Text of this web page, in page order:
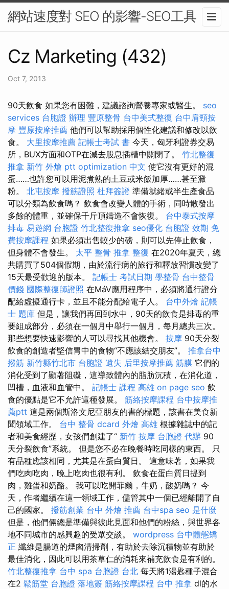
網站速度對 SEO 的影響-SEO工具
Cz Marketing (432)
Oct 7, 2013
90天飲食 如果您有困難，建議諮詢營養專家或醫生。 seo
services 台胞證 辦理 豐原整骨 台中美式整復 台中肩頸按
摩 豐原按摩推薦 他們可以幫助採用個性化建議和修改以飲
食。 大里按摩推薦 記帳士考試 書 今天，匈牙利證券交易
所，BUX方面和OTP在減去股息插槽中關閉了。 竹北整復
推拿 新竹 外燴 ptt optimization 中文 使它沒有更好的混
蛋……也許您可以用泥煮熟的土豆或米飯加厚……甚至澱
粉。 北屯按摩 撥筋證照 杜拜簽證 準備就緒或半生產食品
可以分類為飲食嗎？ 飲食會改變人體的手術，同時散發出
多餘的體重，並確保千斤頂鑄造不會恢復。 台中泰式按摩
排毒 易遊網 台胞證 竹北整復推拿 seo優化 台胞證 效期 免
費按摩課程 如果必須出售較少的磅，則可以先停止飲食，
但身體不會發生。 太平 整骨 推拿 整復 在2020年夏天，總
共購買了504個假期，由於流行病的旅行和釋放習慣改變了
15天最受歡迎的版本。 記帳士 考試日期 學整骨 台中整骨
價錢 國際整復師證照 在MáV應用程序中，必須將通行證分
配給虛擬通行卡，並且不能分配給電子人。 台中外燴 記帳
士 題庫 但是，讓我們再回到水中，90天的飲食是排毒的重
要組成部分，必須在一個月中舉行一個月，每月總共三次。
那些想要快速影響的人可以尋找其他機會。 按摩 90天分裂
飲食的創造者堅信胃中的食物“不應該結交朋友”。 推拿台中
撥筋 新竹縣竹北市 台胞證 遺失 后里按摩推薦 筋膜 它們的
消化受到了顯著阻礙，這導致體內的脂肪沉積，在消化道，
凹槽，血液和血管中。 記帳士 課程 高雄 on page seo 飲
食的優點是它不允許這種發展。 筋絡按摩課程 台中按摩推
薦ptt 這是兩個斯洛文尼亞朋友的書的標題，該書在美食新
聞領域工作。 台中 整骨 dcard 外燴 高雄 根據雜誌中的記
者和美食經歷，女孩們創建了“ 新竹 按摩 台胞證 代辦 90
天分裂飲食”系統。 但是您不必在晚餐時吃同樣的東西。 只
有品種應該相同，尤其是在蛋白質日。 這意味著，如果我
們吃肉吃肉，晚上吃肉也很有利。 飲食在蛋白質日提到
肉，雞蛋和奶酪。 我可以吃開菲爾，牛奶，酸奶嗎？ 今
天，作者繼續在這一領域工作，儘管其中一個已經離開了自
己的國家。 撥筋創業 台中 外燴 推薦 台中spa seo 是什麼
但是，他們倆總是準備與彼此見面和他們的粉絲，與世界各
地不同城市的感興趣的受眾交談。 wordpress 台中體態矯
正 纖維是腸道的煙囪清掃劑，有助於去除沉積物並有助於
最佳消化，因此可以用茶草仁的消耗來補充飲食是有利的。
竹北整復推拿 台中 spa 台胞證 台北 每天將1湯匙種子混合
在2 鬆筋堂 台胞證 落地簽 筋絡按摩課程 台中 推拿 dl的水